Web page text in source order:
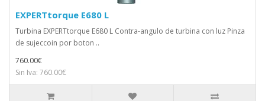
EXPERTtorque E680 L
Turbina EXPERTtorque E680 L Contra-angulo de turbina con luz Pinza
de sujeccoin por boton ..
760.00€
Sin Iva: 760.00€